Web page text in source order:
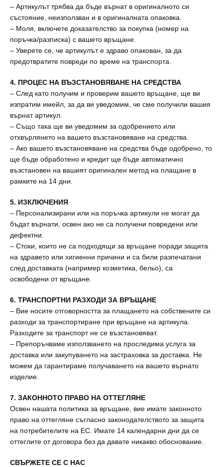
– Артикулът трябва да бъде върнат в оригиналното си
състояние, неизползван и в оригиналната опаковка.
– Моля, включете доказателство за покупка (номер на
поръчка/разписка) с вашето връщане.
– Уверете се, че артикулът е здраво опакован, за да
предотвратите повреди по време на транспорта.
4. ПРОЦЕС НА ВЪЗСТАНОВЯВАНЕ НА СРЕДСТВА
– След като получим и проверим вашето връщане, ще ви
изпратим имейл, за да ви уведомим, че сме получили вашия
върнат артикул.
– Също така ще ви уведомим за одобрението или
отхвърлянето на вашето възстановяване на средства.
– Ако вашето възстановяване на средства бъде одобрено, то
ще бъде обработено и кредит ще бъде автоматично
възстановен на вашият оригинален метод на плащане в
рамките на 14 дни.
5. ИЗКЛЮЧЕНИЯ
– Персонализирани или на поръчка артикули не могат да
бъдат върнати, освен ако не са получени повредени или
дефектни.
– Стоки, които не са подходящи за връщане поради защита
на здравето или хигиенни причини и са били разпечатани
след доставката (например козметика, бельо), са
освободени от връщане.
6. ТРАНСПОРТНИ РАЗХОДИ ЗА ВРЪЩАНЕ
– Вие носите отговорността за плащането на собствените си
разходи за транспортиране при връщане на артикула.
Разходите за транспорт не се възстановяват.
– Препоръчваме използването на проследима услуга за
доставка или закупуването на застраховка за доставка. Не
можем да гарантираме получаването на вашето върнато
изделие.
7. ЗАКОННОТО ПРАВО НА ОТТЕГЛЯНЕ
Освен нашата политика за връщане, вие имате законното
право на оттегляне съгласно законодателството за защита
на потребителите на ЕС. Имате 14 календарни дни да се
оттеглите от договора без да давате никакво обоснование.
СВЪРЖЕТЕ СЕ С НАС